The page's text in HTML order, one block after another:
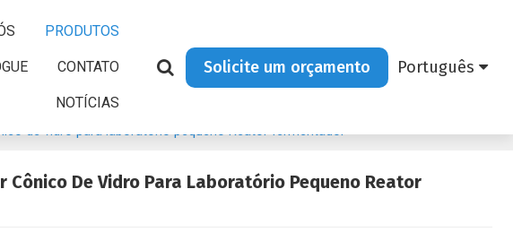
PRODUTOS
CONTATO
NOTÍCIAS
Solicite um orçamento Português
de vidro para laboratório pequeno Reator fermentador
De Vidro Para Laboratório Pequeno Reator